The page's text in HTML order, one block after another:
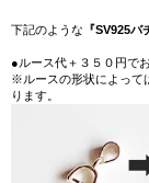
下記のような 『SV925バ
●ルース代＋３５０円で
※ルースの形状によって
ります。